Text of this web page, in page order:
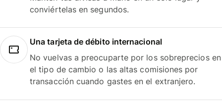
conviértelas en segundos.
Una tarjeta de débito internacional
No vuelvas a preocuparte por los sobreprecios en
el tipo de cambio o las altas comisiones por
transacción cuando gastes en el extranjero.